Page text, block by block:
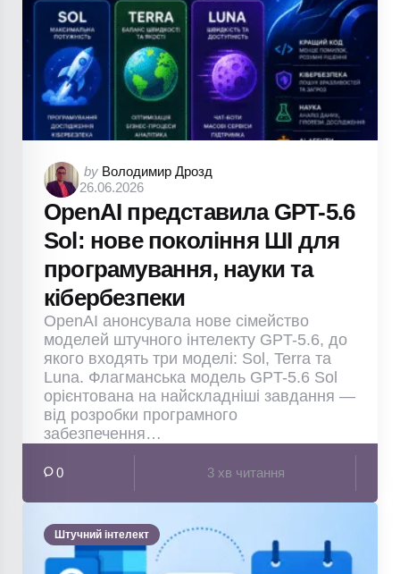
Posted
by
by Володимир Дрозд
26.06.2026
OpenAI представила GPT-5.6
Sol: нове покоління ШІ для
програмування, науки та
кібербезпеки
OpenAI анонсувала нове сімейство
моделей штучного інтелекту GPT-5.6, до
якого входять три моделі: Sol, Terra та
Luna. Флагманська модель GPT-5.6 Sol
орієнтована на найскладніші завдання —
від розробки програмного
забезпечення…
0 3 хв читання
Штучний інтелект